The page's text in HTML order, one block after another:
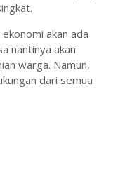
akan ada
nantinya akan
warga. Namun,
dari semua